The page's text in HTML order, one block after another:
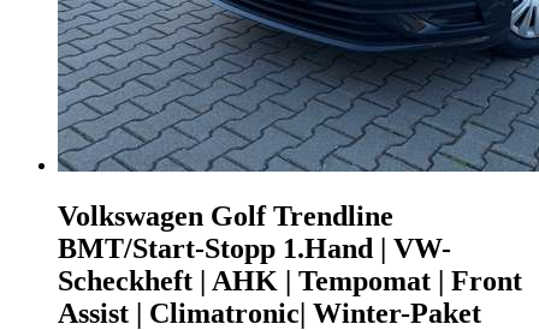
Volkswagen Golf Trendline
BMT/Start-Stopp 1.Hand | VW-
Scheckheft | AHK | Tempomat | Front
Assist | Climatronic| Winter-Paket